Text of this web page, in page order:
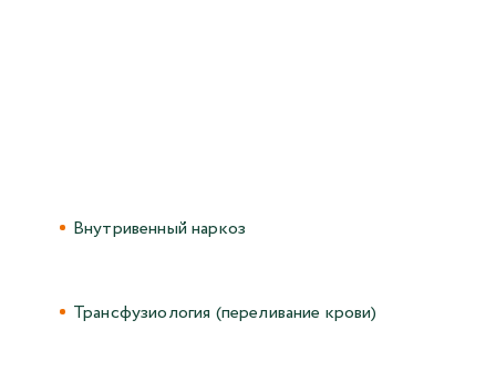
Внутривенный наркоз
Трансфузиология (переливание крови)